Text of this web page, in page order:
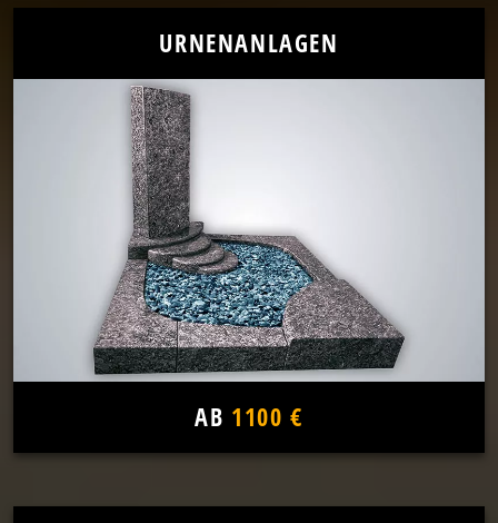
URNENANLAGEN
AB 1100 €